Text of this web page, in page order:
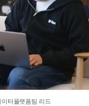
터플랫폼팀 리드